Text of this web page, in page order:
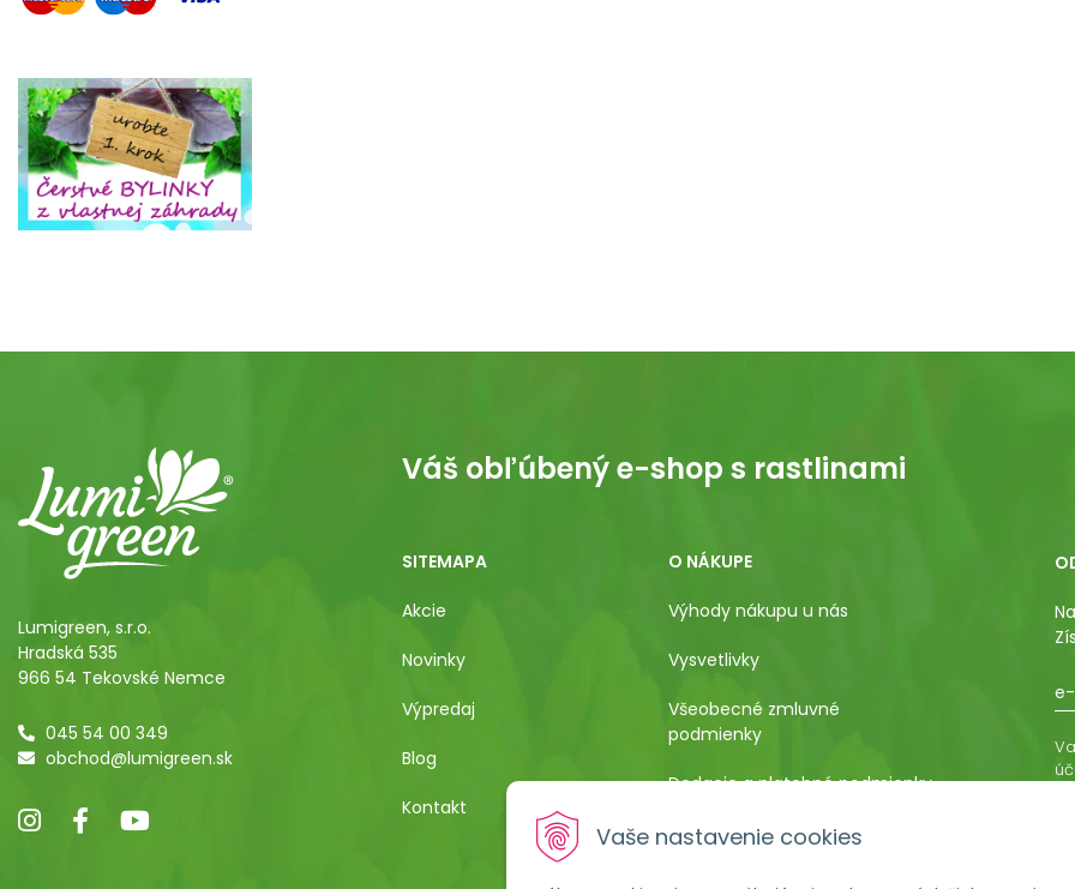
Vaše nastavenie cookies
Lumigreen, s.r.o.
Hradská 535
966 54 Tekovské Nemce
045 54 00 349
obchod@lumigreen.sk
Váš obľúbený e-shop s rastlinami
SITEMAPA
Akcie
Novinky
Výpredaj
Blog
Kontakt
O NÁKUPE
Výhody nákupu u nás
Vysvetlivky
Všeobecné zmluvné
podmienky
Dodacie a platobné podmienky
Pestovateľský manuál
Poučenie o uplatnení práva